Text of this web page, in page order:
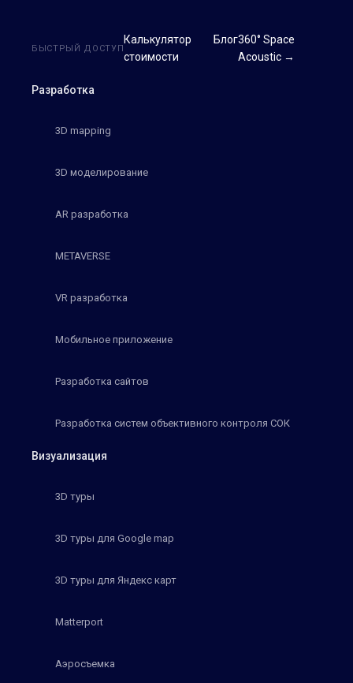
Разработка
3D mapping
3D моделирование
AR разработка
METAVERSE
VR разработка
Мобильное приложение
Разработка сайтов
Разработка систем объективного контроля СОК
Визуализация
3D туры
3D туры для Google map
3D туры для Яндекс карт
Matterport
Аэросъемка
БЫСТРЫЙ ДОСТУП
Калькулятор
стоимости
Блог360° Space
Acoustic →